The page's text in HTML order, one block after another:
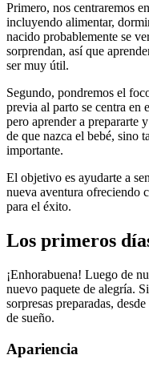
Primero, nos centraremos
incluyendo alimentar,
nacido probablemente se
sorprendan, así que
ser muy útil.
Segundo, pondremos el
previa al parto se centra en
pero aprender a prepararte
de que nazca el bebé, sino
importante.
El objetivo es ayudarte a
nueva aventura ofreciendo
para el éxito.
Los primeros
¡Enhorabuena! Luego de
nuevo paquete de alegría.
sorpresas preparadas,
de sueño.
Apariencia